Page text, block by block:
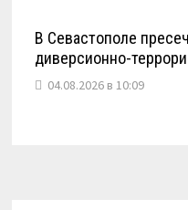
В Севастополе
диверсионно-
04.08.2026 в 10:09